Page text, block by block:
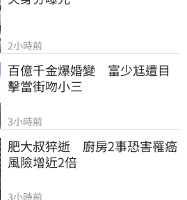
2小時前
百億千金爆婚變　富少尪遭目
擊當街吻小三
3小時前
肥大叔猝逝　廚房2事恐害罹癌
風險增近2倍
3小時前